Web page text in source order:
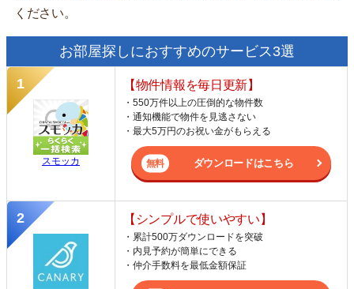
ください。
お部屋探しにおすすめのサービス3選
スモッカ
【物件情報を毎日更新】
・550万件以上の圧倒的な物件数
・通知機能で物件を見逃さない
・最大5万円のお祝い金がもらえる
ダウンロードはこちら
【シンプルで使いやすい】
・累計500万ダウンロードを突破
・内見予約が簡単にできる
・仲介手数料を最低金額保証